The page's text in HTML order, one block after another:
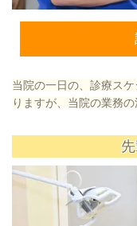
当院の一日の、診療ス
りますが、当院の業務